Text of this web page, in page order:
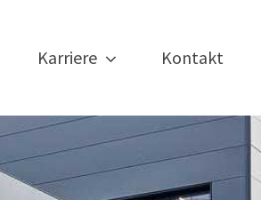
Karriere Kontakt